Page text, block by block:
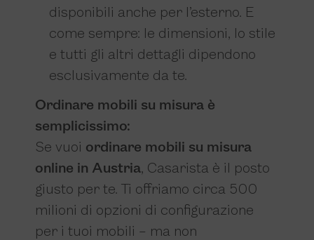
disponibili anche per l’esterno. E
come sempre: le dimensioni, lo stile
e tutti gli altri dettagli dipendono
esclusivamente da te.
Ordinare mobili su misura è
semplicissimo:
Se vuoi ordinare mobili su misura
online in Austria, Casarista è il posto
giusto per te. Ti offriamo circa 500
milioni di opzioni di configurazione
per i tuoi mobili – ma non